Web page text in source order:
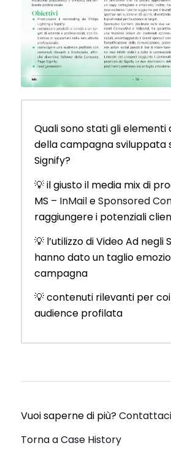
Quali sono stati gli elementi
della campagna sviluppata
Signify?
💡 il giusto il media mix di
MS – InMaileSponsored
raggiungere i potenziali
💡 l’utilizzo di Video Ad negli
hanno dato un taglio
campagna
💡 contenuti rilevanti per
audience profilata
Vuoi saperne di più?
Torna a Case History